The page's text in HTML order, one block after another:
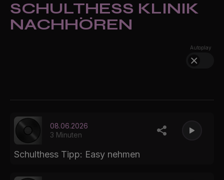
SCHULTHESS KLINIK
NACHHÖREN
Autoplay
08.06.2026
3 Minuten
Schulthess Tipp: Easy nehmen